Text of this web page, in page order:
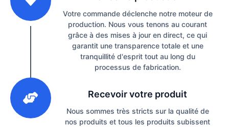
Votre commande déclenche notre moteur de
production. Nous vous tenons au courant
grâce à des mises à jour en direct, ce qui
garantit une transparence totale et une
tranquillité d'esprit tout au long du
processus de fabrication.
Recevoir votre produit
Nous sommes très stricts sur la qualité de
nos produits et tous les produits subissent